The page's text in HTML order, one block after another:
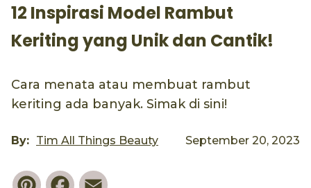
12 Inspirasi Model Rambut
Keriting yang Unik dan Cantik!
Cara menata atau membuat rambut
keriting ada banyak. Simak di sini!
By: Tim All Things Beauty September 20, 2023
PinterestFacebook